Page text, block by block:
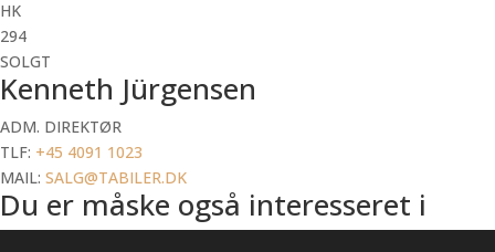
HK
294
SOLGT
Kenneth Jürgensen
ADM. DIREKTØR
TLF: +45 4091 1023
MAIL: SALG@TABILER.DK
Du er måske også interesseret i